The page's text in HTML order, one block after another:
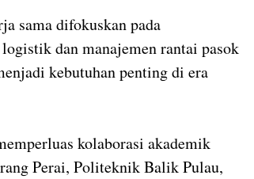
sama difokuskan pada
dan manajemen rantai pasok
kebutuhan penting di era
kolaborasi akademik
Perai, Politeknik Balik Pulau,